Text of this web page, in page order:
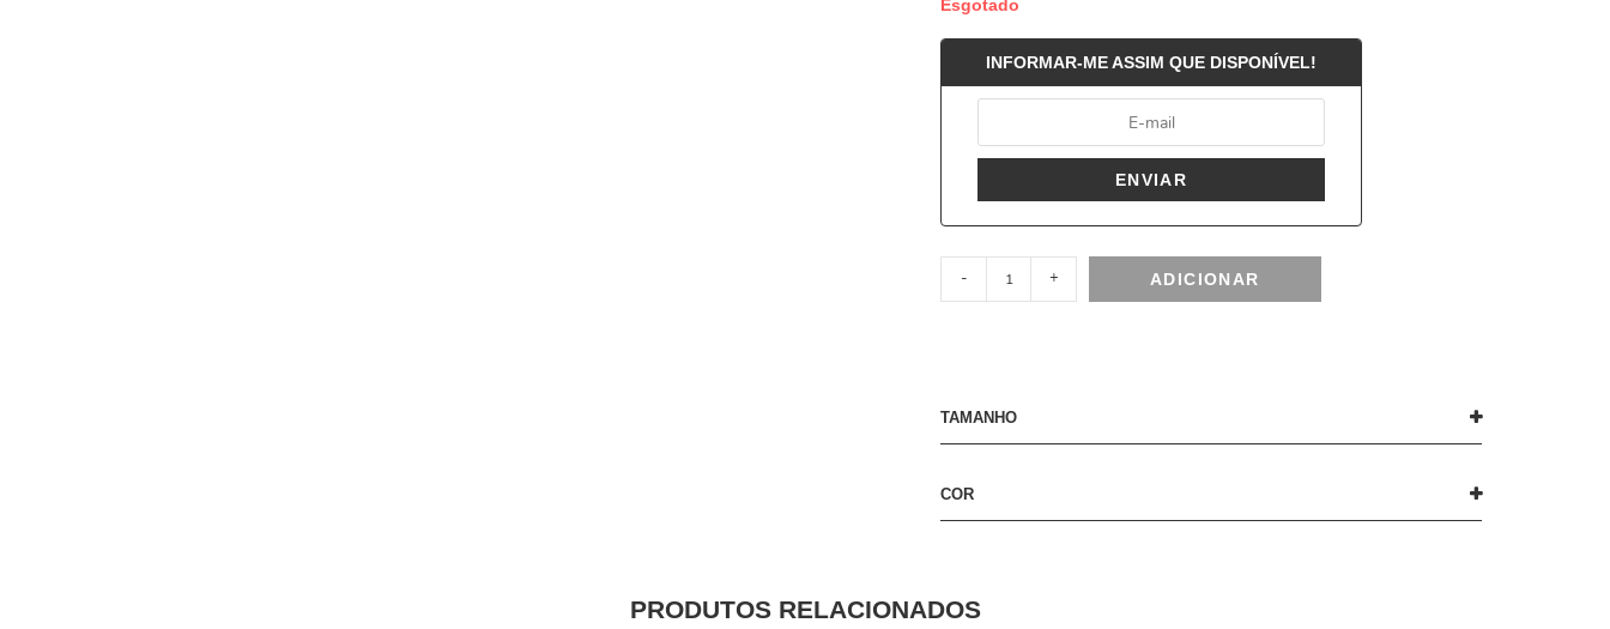
Esgotado
INFORMAR-ME ASSIM QUE DISPONÍVEL!
- + ADICIONAR
TAMANHO
COR
PRODUTOS RELACIONADOS